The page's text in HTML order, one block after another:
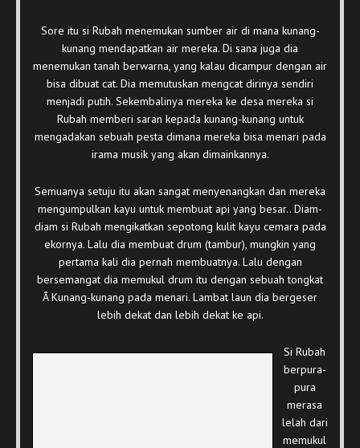
Sore itu si Rubah menemukan sumber air di mana kunang-
kunang mendapatkan air mereka. Di sana juga dia
menemukan tanah berwarna, yang kalau dicampur dengan air
bisa dibuat cat. Dia memutuskan mengcat dirinya sendiri
menjadi putih. Sekembalinya mereka ke desa mereka si
Rubah memberi saran kepada kunang-kunang untuk
mengadakan sebuah pesta dimana mereka bisa menari pada
irama musik yang akan dimainkannya.
Semuanya setuju itu akan sangat menyenangkan dan mereka
mengumpulkan kayu untuk membuat api yang besar.. Diam-
diam si Rubah mengikatkan sepotong kulit kayu cemara pada
ekornya. Lalu dia membuat drum (tambur), mungkin yang
pertama kali dia pernah membuatnya. Lalu dengan
bersemangat dia memukul drum itu dengan sebuah tongkat
Â Kunang-kunang pada menari. Lambat laun dia bergeser
lebih dekat dan lebih dekat ke api.
Si Rubah
berpura-
pura
merasa
lelah dari
memukul